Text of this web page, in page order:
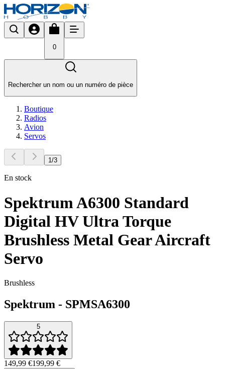
0
Rechercher un nom ou un numéro de pièce
Boutique
Radios
Avion
Servos
1/3
En stock
Spektrum A6300 Standard
Digital HV Ultra Torque
Brushless Metal Gear Aircraft
Servo
Brushless
Spektrum - SPMSA6300
5
149,99 €199,99 €